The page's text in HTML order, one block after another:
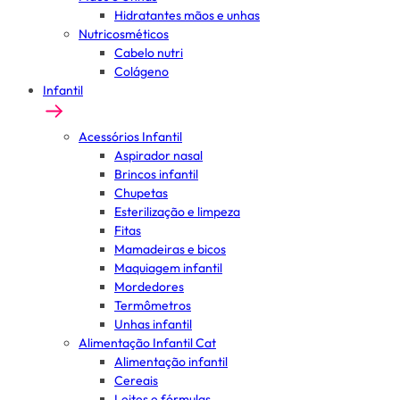
Hidratantes mãos e unhas
Nutricosméticos
Cabelo nutri
Colágeno
Infantil
Acessórios Infantil
Aspirador nasal
Brincos infantil
Chupetas
Esterilização e limpeza
Fitas
Mamadeiras e bicos
Maquiagem infantil
Mordedores
Termômetros
Unhas infantil
Alimentação Infantil Cat
Alimentação infantil
Cereais